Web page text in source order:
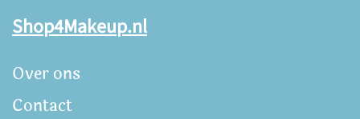
Shop4Makeup.nl
Over ons
Contact